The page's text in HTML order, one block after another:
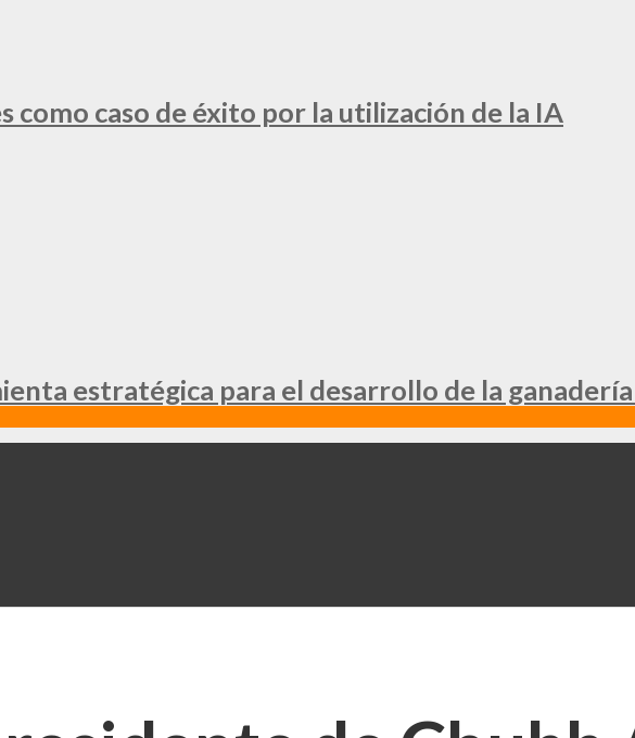
como caso de éxito por la utilización de la IA
estratégica para el desarrollo de la